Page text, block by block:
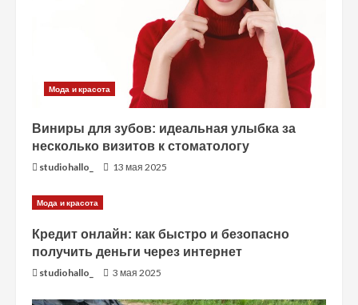
е Мода и красота
Виниры для зубов: идеальная улыбка за
несколько визитов к стоматологу
studiohallo_ 13 мая 2025
Мода и красота
Кредит онлайн: как быстро и безопасно
получить деньги через интернет
studiohallo_ 3 мая 2025